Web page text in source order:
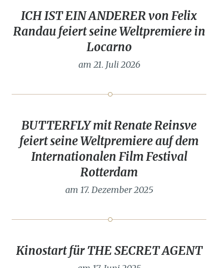
ICH IST EIN ANDERER von Felix
Randau feiert seine Weltpremiere in
Locarno
am 21. Juli 2026
BUTTERFLY mit Renate Reinsve
feiert seine Weltpremiere auf dem
Internationalen Film Festival
Rotterdam
am 17. Dezember 2025
Kinostart für THE SECRET AGENT